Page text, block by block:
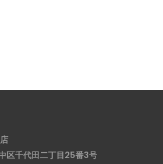
区千代田二丁目25番3号